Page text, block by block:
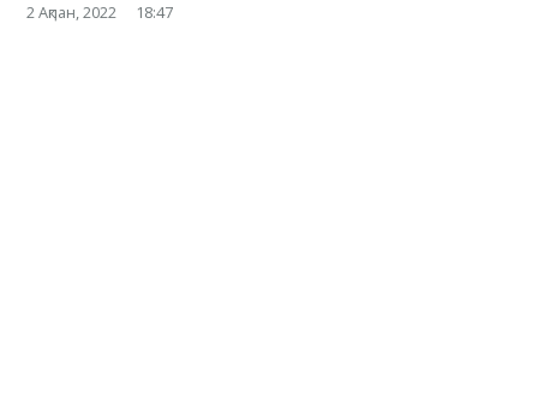
2 Ақпан, 2022 18:47